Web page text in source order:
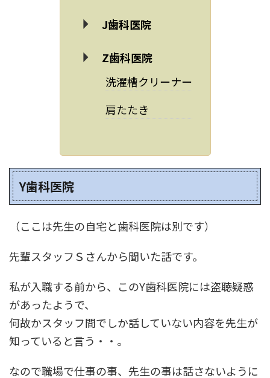
J歯科医院
Z歯科医院
洗濯槽クリーナー
肩たたき
Y歯科医院
（ここは先生の自宅と歯科医院は別です）
先輩スタッフＳさんから聞いた話です。
私が入職する前から、このY歯科医院には盗聴疑惑
があったようで、
何故かスタッフ間でしか話していない内容を先生が
知っていると言う・・。
なので職場で仕事の事、先生の事は話さないように